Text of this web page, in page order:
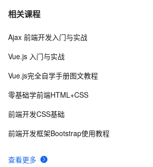
7 而桌面app向来是web前端开发开发人员下
8 前后端分离，如何在前端项目中动态插入后
10前端常见的HTTP状态码
相关课程
查看更多
Ajax 前端开发入门与实战
Vue.js 入门与实战
Vue.js完全自学手册图文教程
零基础学前端HTML+CSS
前端开发CSS基础
前端开发框架Bootstrap使用教程